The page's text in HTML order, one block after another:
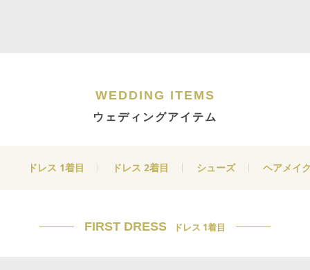
WEDDING ITEMS
ウェディングアイテム
ドレス 1着目 ドレス 2着目 シューズ ヘアメイ
FIRST DRESS ドレス 1着目